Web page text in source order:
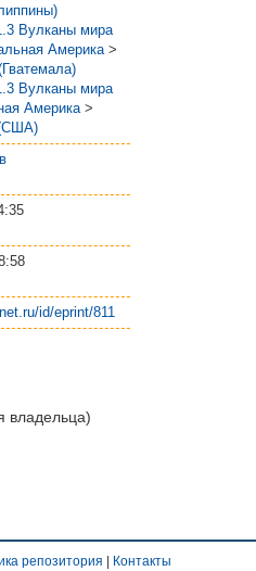
Вулканы мира
Америка >
Вулканы мира
Америка >
id/eprint/811
владельца)
репозитория | Контакты